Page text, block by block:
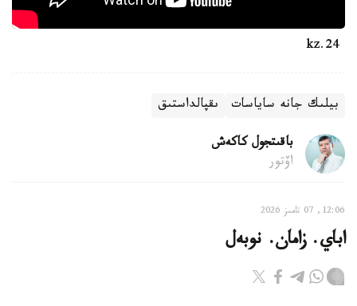
بيلىك جانە ساياسات ىقپالداستىق
باقىتجول كاكەش
اۆتور
12:06, 07 تامىز 2026
اباي. زامان. نوبەل